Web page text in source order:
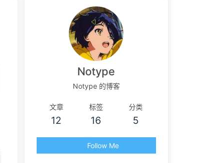
Notype
Notype 的博客
文章
12
标签
16
分类
5
Follow Me